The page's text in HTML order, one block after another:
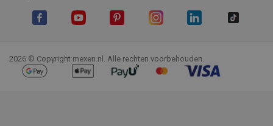
2026 © Copyright mexen.nl. Alle rechten voorbehouden.